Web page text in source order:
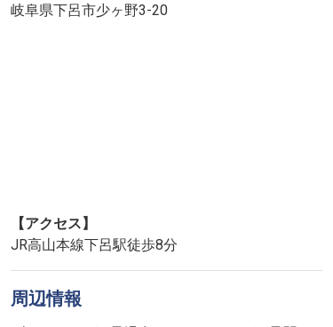
岐阜県下呂市少ヶ野3-20
【アクセス】
JR高山本線下呂駅徒歩8分
周辺情報